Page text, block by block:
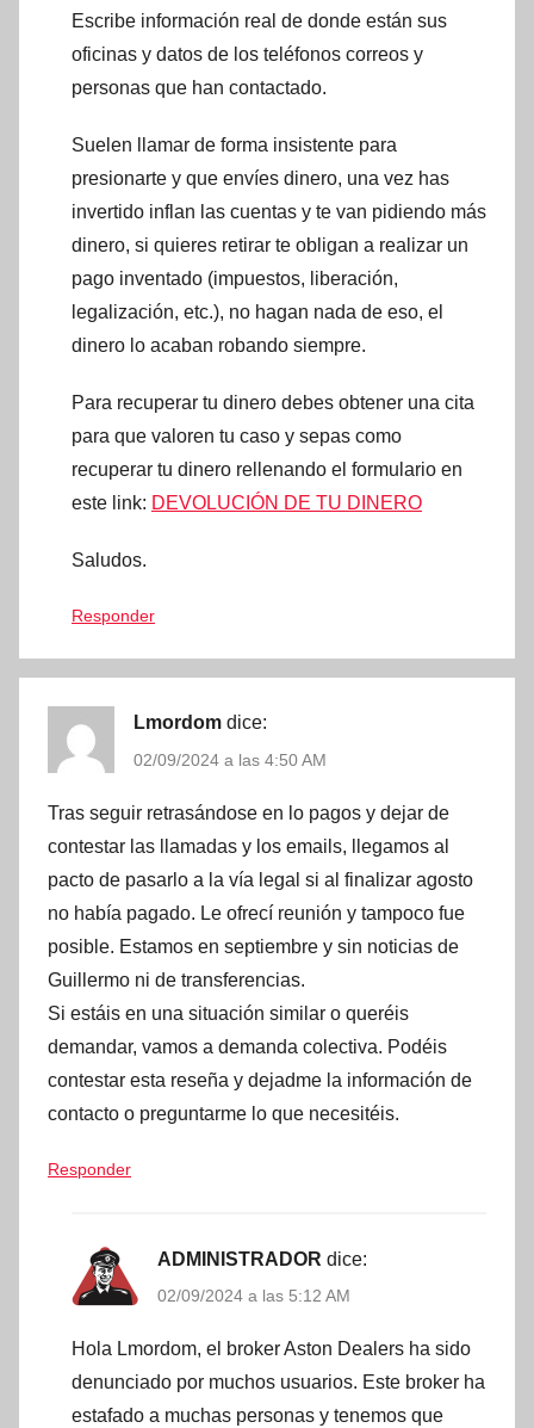
Escribe información real de donde están sus
oficinas y datos de los teléfonos correos y
personas que han contactado.
Suelen llamar de forma insistente para
presionarte y que envíes dinero, una vez has
invertido inflan las cuentas y te van pidiendo más
dinero, si quieres retirar te obligan a realizar un
pago inventado (impuestos, liberación,
legalización, etc.), no hagan nada de eso, el
dinero lo acaban robando siempre.
Para recuperar tu dinero debes obtener una cita
para que valoren tu caso y sepas como
recuperar tu dinero rellenando el formulario en
este link: DEVOLUCIÓN DE TU DINERO
Saludos.
Responder
Lmordom dice:
02/09/2024 a las 4:50 AM
Tras seguir retrasándose en lo pagos y dejar de
contestar las llamadas y los emails, llegamos al
pacto de pasarlo a la vía legal si al finalizar agosto
no había pagado. Le ofrecí reunión y tampoco fue
posible. Estamos en septiembre y sin noticias de
Guillermo ni de transferencias.
Si estáis en una situación similar o queréis
demandar, vamos a demanda colectiva. Podéis
contestar esta reseña y dejadme la información de
contacto o preguntarme lo que necesitéis.
Responder
ADMINISTRADOR dice:
02/09/2024 a las 5:12 AM
Hola Lmordom, el broker Aston Dealers ha sido
denunciado por muchos usuarios. Este broker ha
estafado a muchas personas y tenemos que